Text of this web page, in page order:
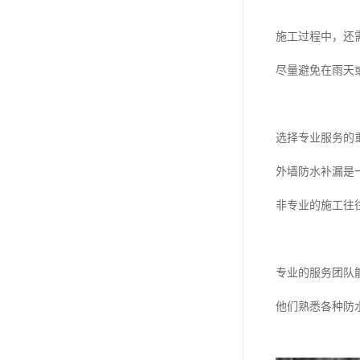
施工过程中，还
尽量避免在雨天
选择专业服务的
外墙防水补漏是
非专业的施工往
专业的服务团队
他们熟悉各种防